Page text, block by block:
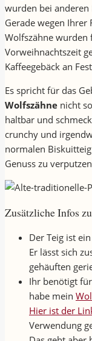
wurden bei anderen
Gerade wegen Ihrer
Wolfszähne wurden
Vorweihnachtszeit
Kaffeegebäck an
Es spricht für das
Wolfszähne nicht
haltbar und
crunchy und
normalen
Genuss zu
Zusätzliche Infos
Der Teig ist
Er lässt sich
gehäuften
Ihr benötigt
habe mein
Hier ist der
Verwendung